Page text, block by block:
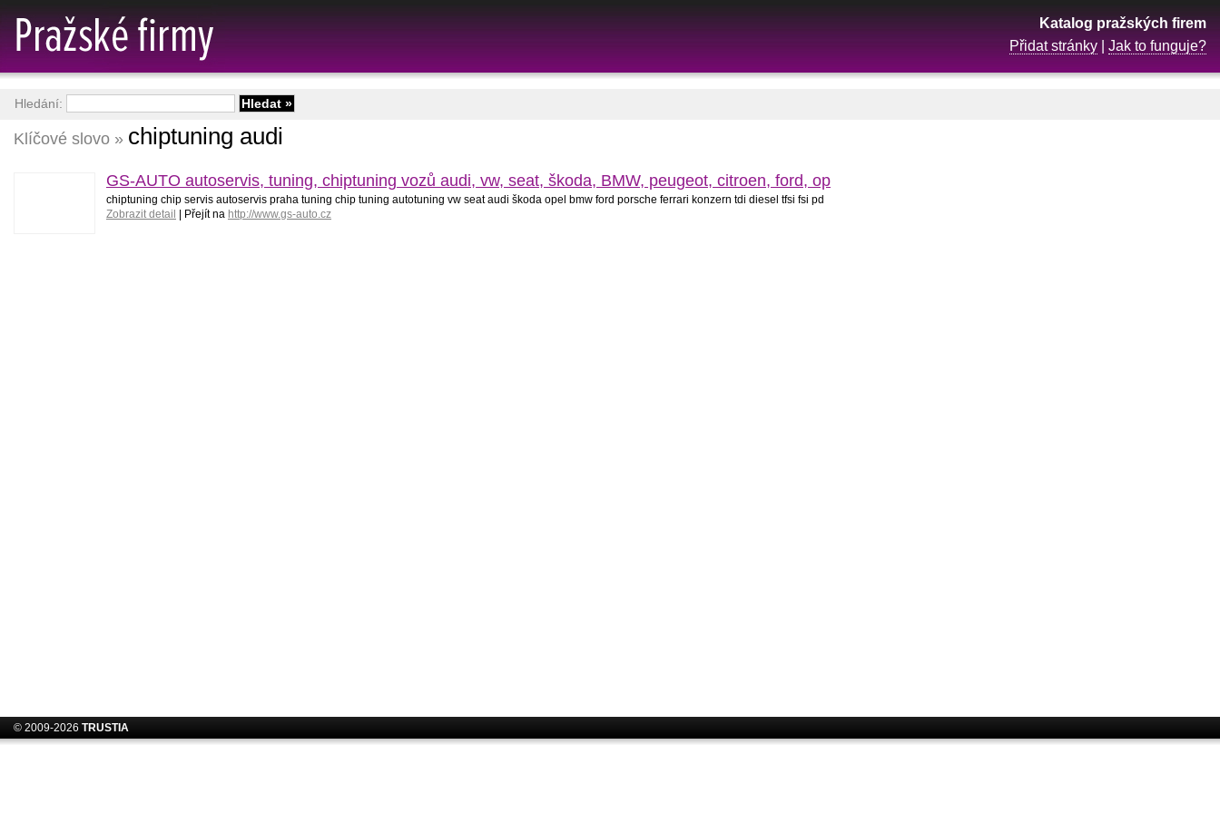
Klíčové slovo » chiptuning audi
GS-AUTO autoservis, tuning, chiptuning vozů audi, vw, seat, škoda, BMW, peugeot, citroen, ford, op
chiptuning chip servis autoservis praha tuning chip tuning autotuning vw seat audi škoda opel bmw ford porsche ferrari konzern tdi diesel tfsi fsi pd
Zobrazit detail
| Přejít na http://www.gs-auto.cz
Katalog pražských firem
Přidat stránky
Jak to funguje?
Hledání:
© 2009-2026 TRUSTIA